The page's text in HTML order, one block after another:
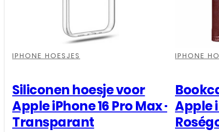
Max
-
IPHONE HOESJES
Siliconen hoesje voor
Apple iPhone 16 Pro Max –
Transparant
IPHONE
Apple